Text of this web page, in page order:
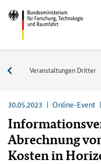
Direkt
zum
Inhalt
(Eingabetaste)
Direkt
zum
Hauptmenu
(Eingabetaste)
Direkt
zur
Suche
(Eingabetaste)
Direkt
zur
Fußleiste
(Enter)
Bundesministerium
und
Veranstaltungen
Veranstaltungen Dritter
30.05.2023 Online-Event
Abrechnung
Kosten in